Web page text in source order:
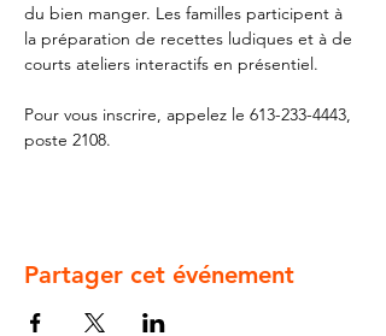
du bien manger. Les familles participent à
la préparation de recettes ludiques et à de
courts ateliers interactifs en présentiel.
Pour vous inscrire, appelez le 613-233-4443,
poste 2108.
Partager cet événement